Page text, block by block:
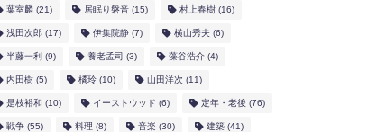
葉室麟(21) 居眠り磐音(15) 村上春樹(16)
浅田次郎(17) 伊集院静(7) 横山秀夫(6)
半藤一利 (9) 養老孟司 (3) 藻谷浩介(4)
内田樹(5) 橘玲(10) 山田洋次 (11)
是枝裕和 (10) イーストウッド (6) 定年・老後 (76)
戦争(55) 料理 (8) 音楽(30) 建築(41)